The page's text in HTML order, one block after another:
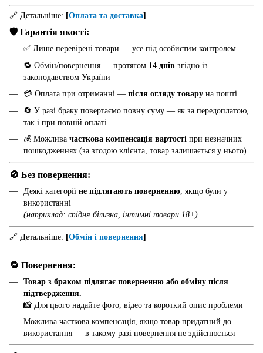
🔗 Детальніше: [Оплата та доставка]
🛡️ Гарантія якості:
✅ Лише перевірені товари — усе під особистим контролем
🔁 Обмін/повернення — протягом 14 днів згідно із
законодавством України
💳 Оплата при отриманні — після огляду товару на пошті
🔄 У разі браку повертаємо повну суму — як за передоплатою,
так і при повній оплаті.
💰 Можлива часткова компенсація вартості при незначних
пошкодженнях (за згодою клієнта, товар залишається у нього)
🚫 Без повернення:
Деякі категорії не підлягають поверненню, якщо були у
використанні
(наприклад: спідня білизна, інтимні товари 18+)
🔗 Детальніше: [Обмін і повернення]
🔁 Повернення:
Товар з браком підлягає поверненню або обміну після
підтвердження.
📸 Для цього надайте фото, відео та короткий опис проблеми
Можлива часткова компенсація, якщо товар придатний до
використання — в такому разі повернення не здійснюється